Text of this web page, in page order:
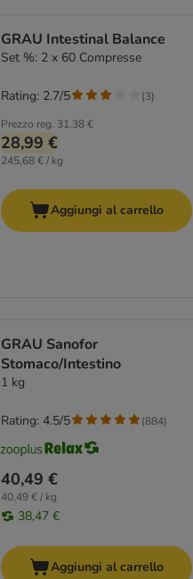
GRAU Intestinal Balance
Set %: 2 x 60 Compresse
Prezzo reg. 31,38 €
28,99 €
245,68 € / kg
Rating: 2.7/5 (3)
Aggiungi al carrello
GRAU Sanofor
Stomaco/Intestino
1 kg
40,49 €
40,49 € / kg
38,47 €
Rating: 4.5/5 (884)
Aggiungi al carrello